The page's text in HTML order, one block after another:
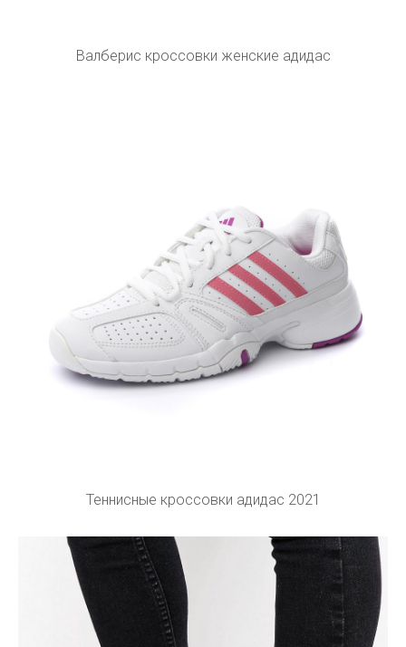
Валберис кроссовки женские адидас
Теннисные кроссовки адидас 2021